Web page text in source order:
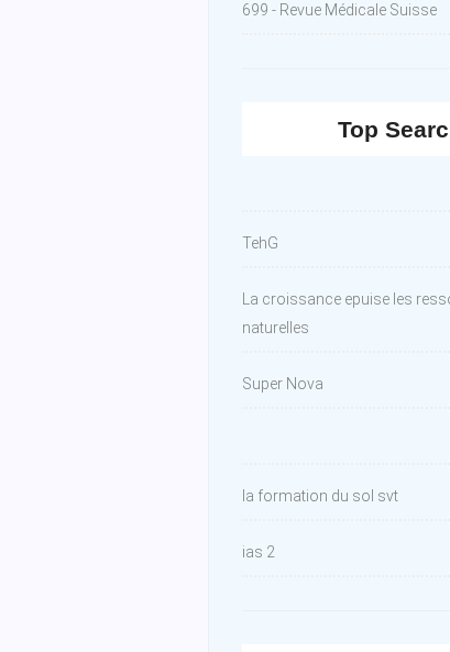
699 - Revue Médicale Suisse
Top
TehG
La croissance epuise les
naturelles
Super Nova
la formation du sol svt
ias 2